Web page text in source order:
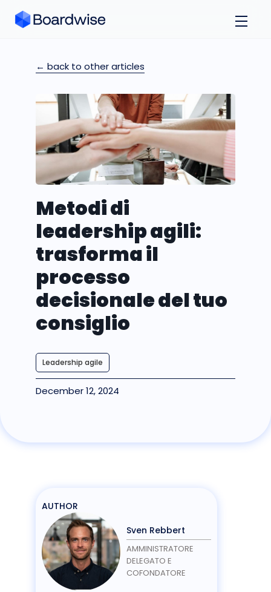
← back to other articles
Metodi di
leadership agili:
trasforma il
processo
decisionale del tuo
consiglio
Leadership agile
December 12, 2024
AUTHOR
Sven Rebbert
AMMINISTRATORE
DELEGATO E
COFONDATORE